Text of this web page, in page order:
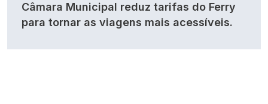
Câmara Municipal reduz tarifas do Ferry
para tornar as viagens mais acessíveis.